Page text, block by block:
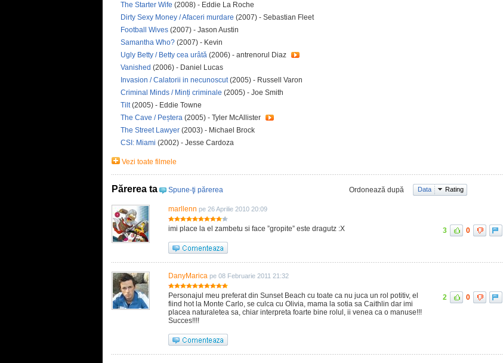
The Starter Wife (2008) - Eddie La Roche
Dirty Sexy Money / Afaceri murdare (2007) - Sebastian Fleet
Football Wives (2007) - Jason Austin
Samantha Who? (2007) - Kevin
Ugly Betty / Betty cea urâtă (2006) - antrenorul Diaz
Vanished (2006) - Daniel Lucas
Invasion / Calatorii in necunoscut(2005) - Russell Varon
Criminal Minds / Minți criminale (2005) - Joe Smith
Tilt(2005) - Eddie Towne
The Cave / Peștera (2005) - Tyler McAllister
The Street Lawyer (2003) - Michael Brock
CSI: Miami (2002) - Jesse Cardoza
Vezi toate filmele
Părerea ta Spune-ţi părerea Ordonează după Data Rating
marllenn pe 26 Aprilie 2010 20:09
imi place la el zambetu si face ”gropite” este dragutz :X 3 0
DanyMarica pe 08 Februarie 2011 21:32
Personajul meu preferat din Sunset Beach cu toate ca nu juca un rol potitiv, el
fiind hot la Monte Carlo, se culca cu Olivia, mama la sotia sa Caithlin dar imi
placea naturaletea sa, chiar interpreta foarte bine rolul, ii venea ca o manuse!!!
Succes!!!!
2 0